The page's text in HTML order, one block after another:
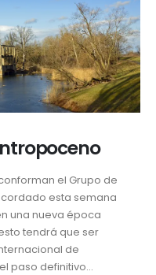
el Grupo de
esta semana
una nueva época
tendrá que ser
de
paso definitivo...